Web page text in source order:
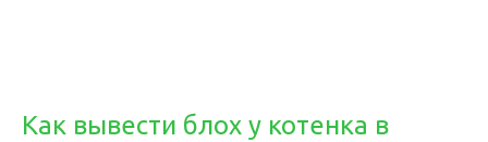
Как вывести блох у котенка в